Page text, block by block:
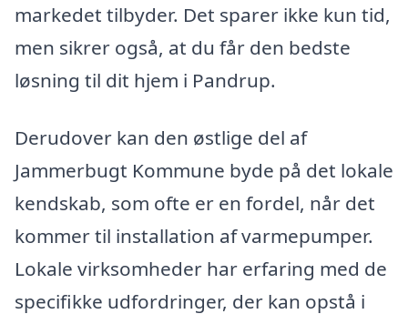
markedet tilbyder. Det sparer ikke kun tid,
men sikrer også, at du får den bedste
løsning til dit hjem i Pandrup.
Derudover kan den østlige del af
Jammerbugt Kommune byde på det lokale
kendskab, som ofte er en fordel, når det
kommer til installation af varmepumper.
Lokale virksomheder har erfaring med de
specifikke udfordringer, der kan opstå i